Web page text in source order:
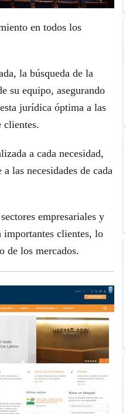
en todos los
la búsqueda de la
su equipo, asegurando
jurídica óptima a las
clientes.
a cada necesidad,
las necesidades de cada
empresariales y
importantes clientes, lo
de los mercados.